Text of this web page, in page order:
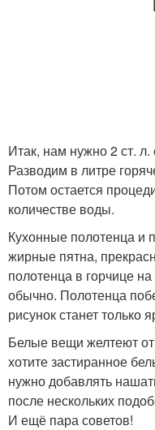
Итак, нам нужно 2 ст.
Разводим в литре
Потом остается
количестве воды.
Кухонные полотенца и
жирные пятна,
полотенца в горчице
обычно. Полотенца
рисунок станет только
Белые вещи желтеют
хотите застиранное
нужно добавлять
после нескольких
И ещё пара советов!